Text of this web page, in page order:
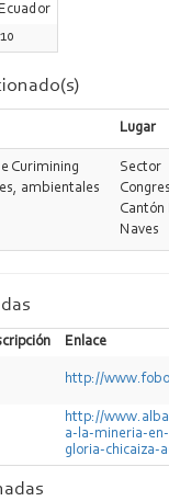
Lugar
Curimining
ambientales
Sector
Cantón
Naves
Enlace
http://
http://
a-la-mineria-
gloria-chicaiza-